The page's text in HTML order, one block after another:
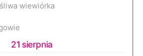
wiewiórka
21 sierpnia